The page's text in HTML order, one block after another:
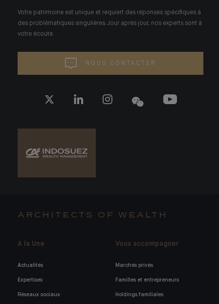
Votre patrimoine est unique et requiert des réponses spécifiques à
des problématiques singulières. Jour après jour, nos experts sont à
votre écoute.
NOUS CONTACTER
ARCHITECTS OF WEALTH
A la Une
Actualités
Expertises
Réseaux sociaux
Vous accompagner
Marchés privés
Familles et entrepreneurs
Holdings familiales